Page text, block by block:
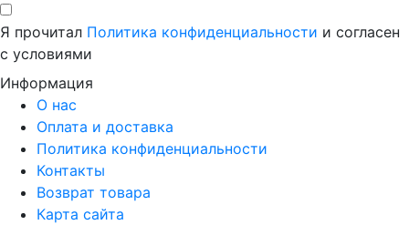
Я прочитал Политика конфиденциальности и согласен
с условиями
Информация
О нас
Оплата и доставка
Политика конфиденциальности
Контакты
Возврат товара
Карта сайта